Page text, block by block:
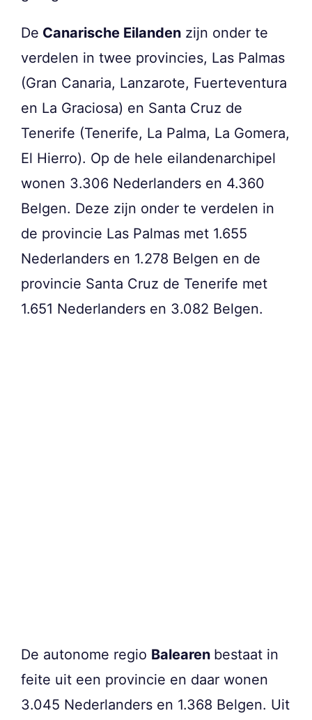
De Canarische Eilanden zijn onder te
verdelen in twee provincies, Las Palmas
(Gran Canaria, Lanzarote, Fuerteventura
en La Graciosa) en Santa Cruz de
Tenerife (Tenerife, La Palma, La Gomera,
El Hierro). Op de hele eilandenarchipel
wonen 3.306 Nederlanders en 4.360
Belgen. Deze zijn onder te verdelen in
de provincie Las Palmas met 1.655
Nederlanders en 1.278 Belgen en de
provincie Santa Cruz de Tenerife met
1.651 Nederlanders en 3.082 Belgen.
De autonome regio Balearen bestaat in
feite uit een provincie en daar wonen
3.045 Nederlanders en 1.368 Belgen. Uit